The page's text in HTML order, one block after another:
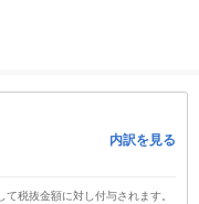
内訳を見る
税抜金額に対し付与されます。